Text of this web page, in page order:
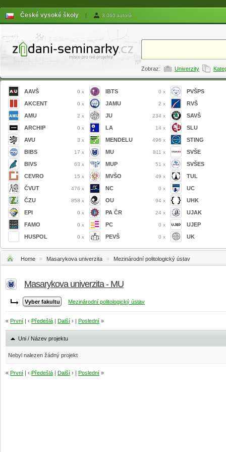
České vysoké školy | 3 060 autorů
Zobraz: Univerzity
AAVŠ 0 x
AKCENT 0 x
AMU 2 x
ARCHIP 0 x
AVU 3 x
BIBS 17 x
BIVS 63 x
CEVRO 15 x
ČVUT 476 x
ČZU 858 x
EPI 0 x
FAMO 0 x
HUSPOL 0 x
IBTS 0 x
JAMU 2 x
JU 234 x
LA 14 x
MENDELU 496 x
MU 811 x
MUP 51 x
MVŠO 49 x
NC 0 x
OU 94 x
PA ČR 24 x
PC 0 x
PEVŠ 0 x
PVŠPS
RVŠ
SAVŠ
SLU
STING
SVŠE
SVŠES
TUL
UC
UHK
UJAK
UJEP
UK
Home » Masarykova univerzita » Mezinárodní politologický ústav
Masarykova univerzita - MU
Mezinárodní politologický ústav
« První | ‹ Předešlá Další › | Poslední »
Uni / Název projektu
Nebyl nalezen žádný projekt
« První | ‹ Předešlá Další › | Poslední »